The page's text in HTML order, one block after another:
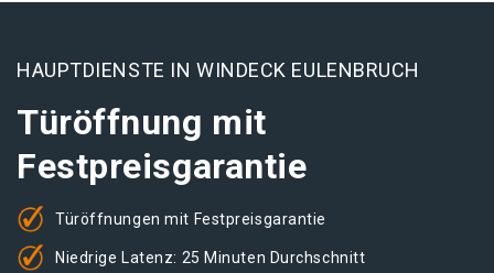
HAUPTDIENSTE IN WINDECK EULENBRUCH
Türöffnung mit
Festpreisgarantie
Türöffnungen mit Festpreisgarantie
Niedrige Latenz: 25 Minuten Durchschnitt